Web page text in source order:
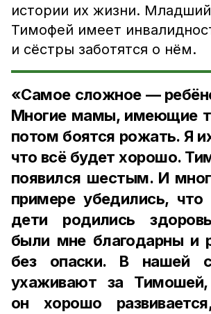
истории их жизни.
Тимофей имеет
и сёстры заботятся о нём.
«Самое сложное —
Многие мамы, имеющие
потом боятся рожать. Я
что всё будет хорошо.
появился шестым. И
примере убедились,
дети родились
были мне благодарны и
без опаски. В нашей
ухаживают за Тимошей,
он хорошо